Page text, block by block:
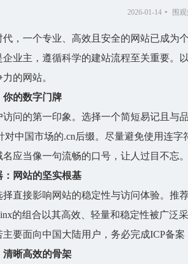
2026-01-14 • 围
代，一个专业、高效且安全的网站已成为
企业主，遵循科学的建站流程至关重要。
力的网站。
你的数字门牌
访问的第一印象。选择一个简短易记且与
对中国市场的.cn后缀。尽量避免使用连
应当像一句流畅的口号，让人过目不忘。
：网站的坚实根基
择直接影响网站的稳定性与访问体验。推
的组合以其高效、轻量和稳定性被广泛
主要面向中国大陆用户，务必完成ICP备案
清晰高效的骨架